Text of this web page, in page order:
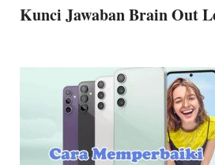
Kunci Jawaban Brain Out